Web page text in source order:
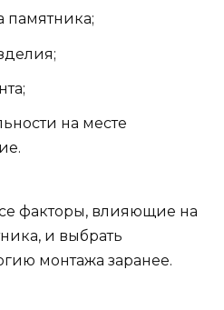
памятника;
на месте
факторы, влияющие на
и выбрать
монтажа заранее.